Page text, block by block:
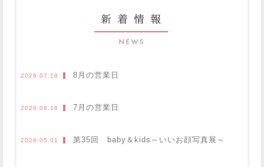
2026.07.18 8月の営業日
2026.06.18 7月の営業日
2026.05.01 第35回 baby＆kids～いいお顔写真展～